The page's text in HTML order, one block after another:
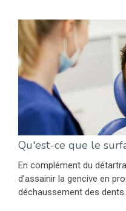
Qu'est-ce que le
En complément du
d’assainir la gencive en
déchaussement des dents.